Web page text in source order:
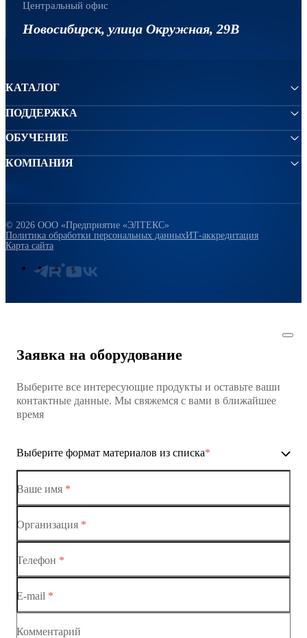
Центральный офис
Новосибирск, улица Окружная, 29В
КАТАЛОГ
ПОДДЕРЖКА
ОБУЧЕНИЕ
КОМПАНИЯ
© 2026 ООО «Предприятие «ЭЛТЕКС»
Политика обработки персональных данныхИТ-аккредитация
Карта сайта
Заявка на оборудование
Выберите все интересующие продукты и оставьте ваши
контактные данные. Мы свяжемся с вами в ближайшее
время
Выберите формат материалов из списка*
Ethernet-коммутаторы
Коммутатор доступа MES1428
Ваше имя *
Организация *
Телефон *
E-mail *
Комментарий